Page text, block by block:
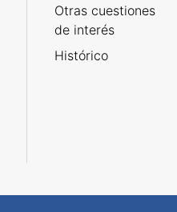
Otras cuestiones
de interés
Histórico